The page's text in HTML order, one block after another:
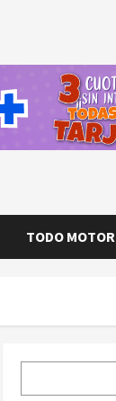
TODO MOTOR